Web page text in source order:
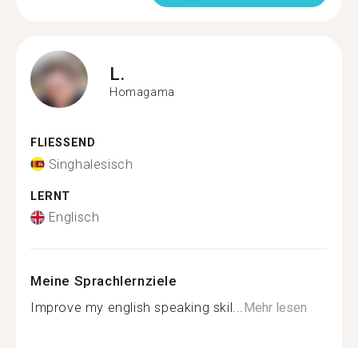
L.
Homagama
FLIESSEND
Singhalesisch
LERNT
Englisch
Meine Sprachlernziele
Improve my english speaking skil...Mehr lesen